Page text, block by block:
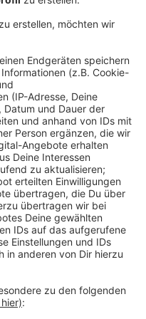
Der
des
moderner
der Stadthalle
Grünflächen
Teil des
Wochen weiter.
gesamte
2026 abgeschlossen
Stadthalle weiter zu